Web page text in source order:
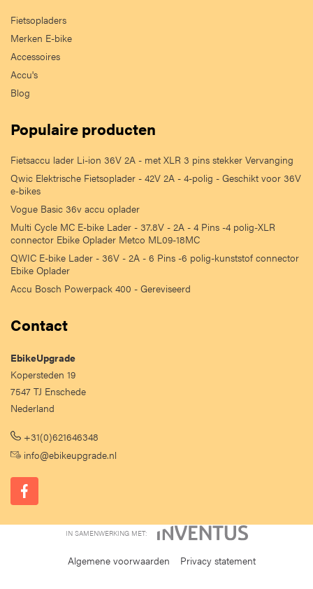
Fietsopladers
Merken E-bike
Accessoires
Accu's
Blog
Populaire producten
Fietsaccu lader Li-ion 36V 2A - met XLR 3 pins stekker Vervanging
Qwic Elektrische Fietsoplader - 42V 2A - 4-polig - Geschikt voor 36V
e-bikes
Vogue Basic 36v accu oplader
Multi Cycle MC E-bike Lader - 37.8V - 2A - 4 Pins -4 polig-XLR
connector Ebike Oplader Metco ML09-18MC
QWIC E-bike Lader - 36V - 2A - 6 Pins -6 polig-kunststof connector
Ebike Oplader
Accu Bosch Powerpack 400 - Gereviseerd
Contact
EbikeUpgrade
Kopersteden 19
7547 TJ Enschede
Nederland
+31(0)621646348
info@ebikeupgrade.nl
IN SAMENWERKING MET:
Algemene voorwaarden Privacy statement